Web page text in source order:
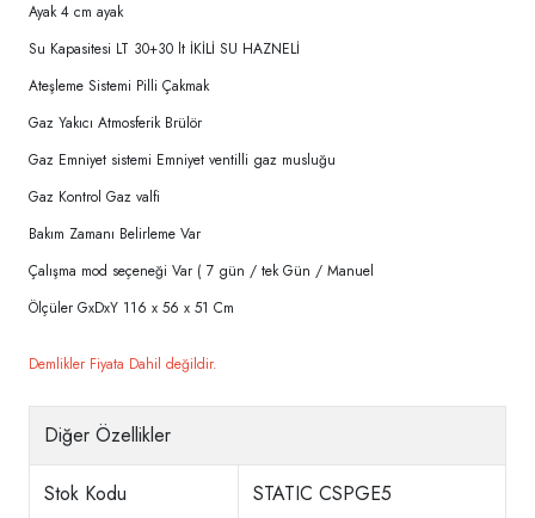
Ayak 4 cm ayak
Su Kapasitesi LT 30+30 lt İKİLİ SU HAZNELİ
Ateşleme Sistemi Pilli Çakmak
Gaz Yakıcı Atmosferik Brülör
Gaz Emniyet sistemi Emniyet ventilli gaz musluğu
Gaz Kontrol Gaz valfi
Bakım Zamanı Belirleme Var
Çalışma mod seçeneği Var ( 7 gün / tek Gün / Manuel
Ölçüler GxDxY 116 x 56 x 51 Cm
Demlikler Fiyata Dahil değildir.
Diğer Özellikler
Stok Kodu STATIC CSPGE5